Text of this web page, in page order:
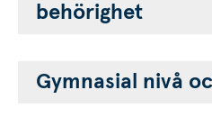
behörighet
Gymnasial nivå